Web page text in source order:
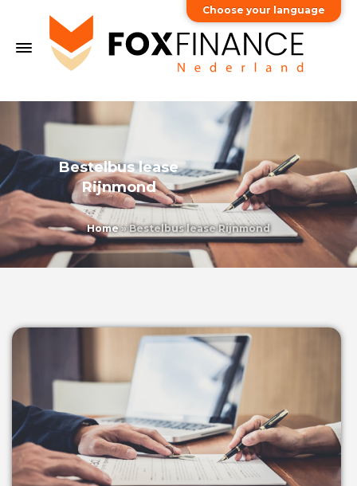
Bestelbus lease
Rijnmond
Home»Bestelbus lease Rijnmond
Choose your language